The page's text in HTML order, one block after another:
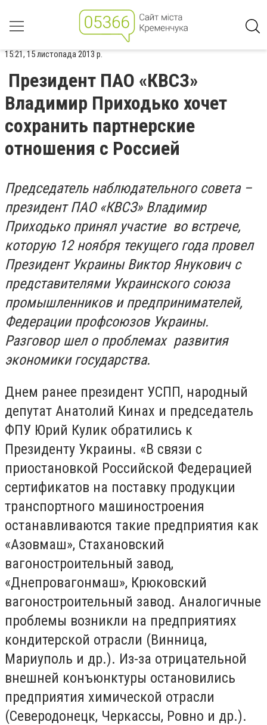
15:21, 15 листопада 2013 р.
Президент ПАО «КВСЗ»
Владимир Приходько хочет
сохранить партнерские
отношения с Россией
Председатель наблюдательного совета –
президент ПАО «КВСЗ» Владимир
Приходько принял участие во встрече,
которую 12 ноября текущего года провел
Президент Украины Виктор Янукович с
представителями Украинского союза
промышленников и предпринимателей,
Федерации профсоюзов Украины.
Разговор шел о проблемах развития
экономики государства.
Днем ранее президент УСПП, народный
депутат Анатолий Кинах и председатель
ФПУ Юрий Кулик обратились к
Президенту Украины. «В связи с
приостановкой Российской Федерацией
сертификатов на поставку продукции
транспортного машиностроения
останавливаются такие предприятия как
«Азовмаш», Стахановский
вагоностроительный завод,
«Днепровагонмаш», Крюковский
вагоностроительный завод. Аналогичные
проблемы возникли на предприятиях
кондитерской отрасли (Винница,
Мариуполь и др.). Из-за отрицательной
внешней конъюнктуры остановились
предприятия химической отрасли
(Северодонецк, Черкассы, Ровно и др.).